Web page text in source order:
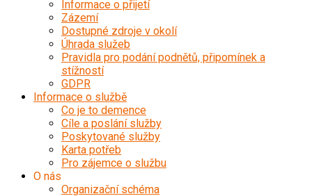
Informace o přijetí
Zázemí
Dostupné zdroje v okolí
Úhrada služeb
Pravidla pro podání podnětů, připomínek a
stížností
GDPR
Informace o službě
Co je to demence
Cíle a poslání služby
Poskytované služby
Karta potřeb
Pro zájemce o službu
O nás
Organizační schéma